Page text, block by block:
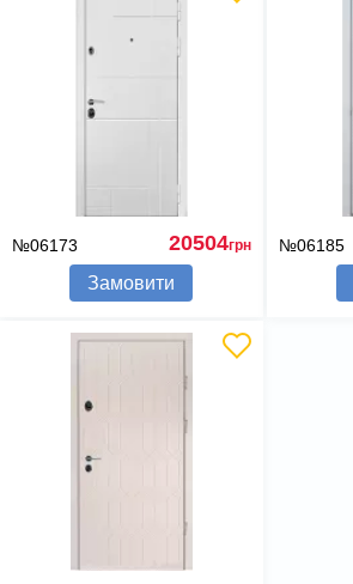
№06173 20504грн
Замовити
№06185